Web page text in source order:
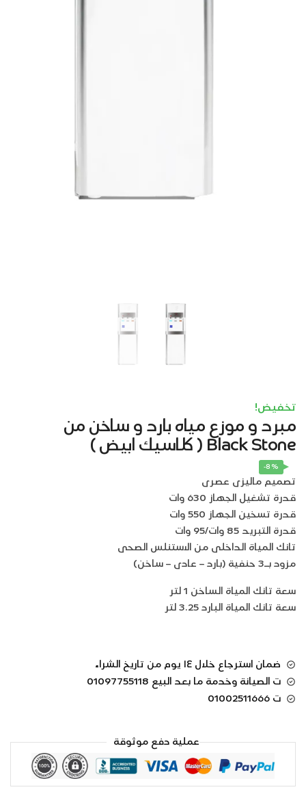
تخفيض!
مبرد و موزع مياه بارد و ساخن من
Black Stone ( كلاسيك ابيض )
-8%
تصميم ماليزى عصرى
قدرة تشغيل الجهاز 630 وات
قدرة تسخين الجهاز 550 وات
قدرة التبريد 85 وات/95 وات
تانك المياة الداخلى من الاستنلس الصحى
مزود بـ3 حنفية (بارد – عادى – ساخن)
سعة تانك المياة الساخن 1 لتر
سعة تانك المياة البارد 3.25 لتر
ضمان استرجاع خلال ١٤ يوم من تاريخ الشراء
ت الصيانة وخدمة ما بعد البيع 01097755118
ت 01002511666
عملية دفع موثوقة